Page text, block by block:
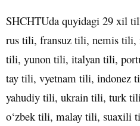
SHCHTUda quyidagi 29 xil
rus tili, fransuz tili, nemis tili,
tili, yunon tili, italyan tili,
tay tili, vyetnam tili, indonez
yahudiy tili, ukrain tili, turk
o‘zbek tili, malay tili, suaxili